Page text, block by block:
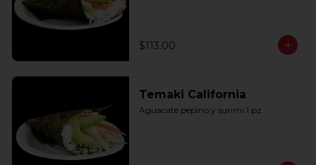
$113.00
Temaki California
Aguacate pepino y surimi 1 pz.